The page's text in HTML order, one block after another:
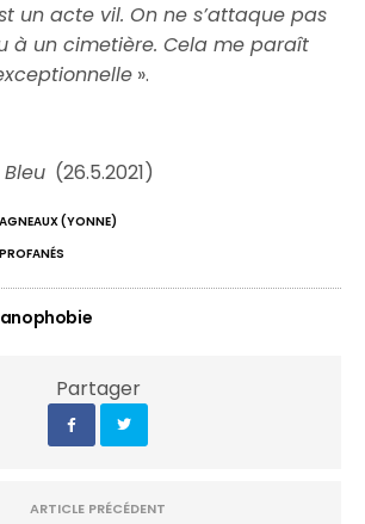
un acte vil. On ne s’attaque pas
à un cimetière. Cela me paraît
».
(26.5.2021)
(YONNE)
Partager
ARTICLE PRÉCÉDENT